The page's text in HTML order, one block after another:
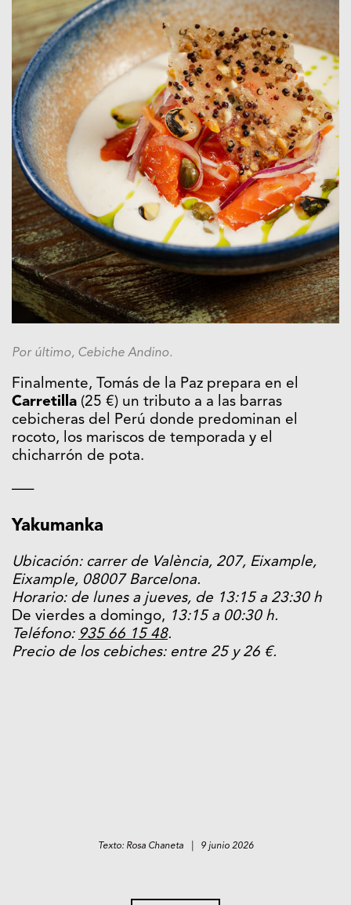
Por último, Cebiche Andino.
Finalmente, Tomás de la Paz prepara en el
Carretilla (25 €) un tributo a a las barras
cebicheras del Perú donde predominan el
rocoto, los mariscos de temporada y el
chicharrón de pota.
—–
Yakumanka
Ubicación: carrer de València, 207, Eixample,
Eixample, 08007 Barcelona.
Horario: de lunes a jueves, de 13:15 a 23:30 h
De vierdes a domingo, 13:15 a 00:30 h.
Teléfono: 935 66 15 48.
Precio de los cebiches: entre 25 y 26 €.
Texto: Rosa Chaneta | 9 junio 2026